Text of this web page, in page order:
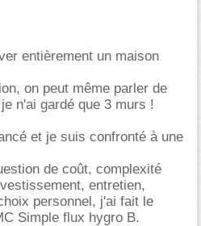
entièrement un maison
on peut même parler de
n'ai gardé que 3 murs !
et je suis confronté à une
de coût, complexité
entretien,
personnel, j'ai fait le
Simple flux hygro B.